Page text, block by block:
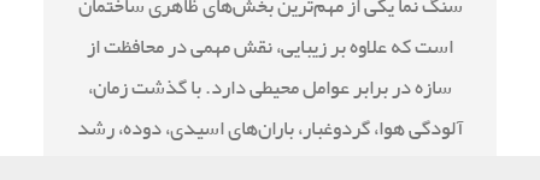
سنگ نما یکی از مهم‌ترین بخش‌های ظاهری ساختمان
است که علاوه بر زیبایی، نقش مهمی در محافظت از
سازه در برابر عوامل محیطی دارد. با گذشت زمان،
آلودگی هوا، گردوغبار، باران‌های اسیدی، دوده، رشد